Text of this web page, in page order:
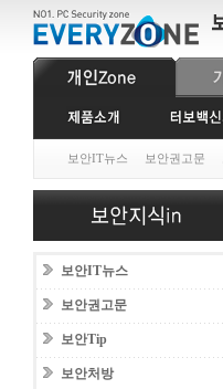
보안IT뉴스 보안권고문
보안IT뉴스
보안권고문
보안Tip
보안처방